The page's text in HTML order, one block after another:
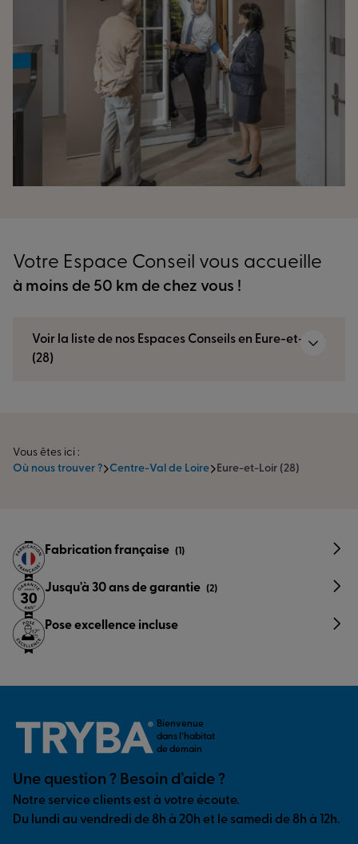
Votre Espace Conseil vous accueille
à moins de 50 km de chez vous !
Voir la liste de nos Espaces Conseils en Eure-et-Loir
(28)
Vous êtes ici :
Où nous trouver ?
Centre-Val de Loire Eure-et-Loir (28)
Fabrication française (1)
Jusqu'à 30 ans de garantie (2)
Pose excellence incluse
Bienvenue
dans l’habitat
de demain
Une question ? Besoin d’aide ?
Notre service clients est à votre écoute.
Du lundi au vendredi de 8h à 20h et le samedi de 8h à 12h.